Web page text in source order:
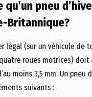
qu’un pneu
Britannique?
légal (sur un véhicule de
roues motrices)
moins 3,5 mm. Un
suivants :